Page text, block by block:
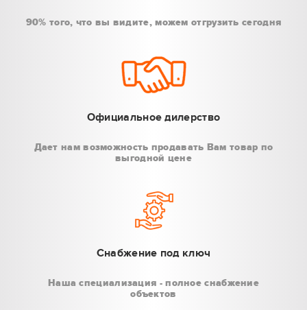
90% того, что вы видите, можем отгрузить сегодня
Официальное дилерство
Дает нам возможность продавать Вам товар по
выгодной цене
Снабжение под ключ
Наша специализация - полное снабжение
объектов